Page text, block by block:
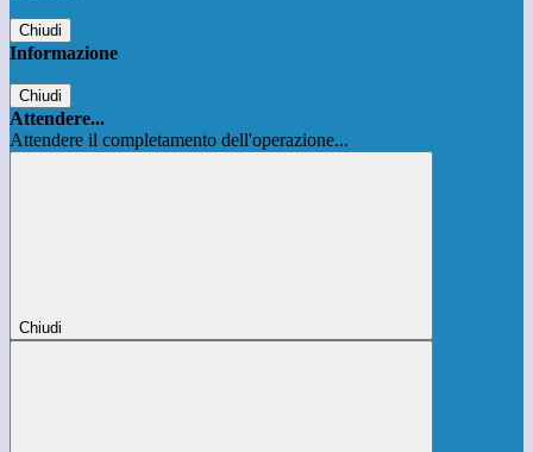
Chiudi
Informazione
Chiudi
Attendere...
Attendere il completamento dell'operazione...
Chiudi